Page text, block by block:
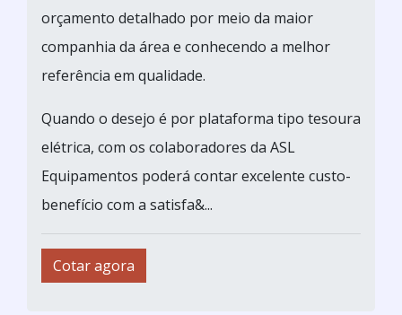
orçamento detalhado por meio da maior
companhia da área e conhecendo a melhor
referência em qualidade.
Quando o desejo é por plataforma tipo tesoura
elétrica, com os colaboradores da ASL
Equipamentos poderá contar excelente custo-
benefício com a satisfa&...
Cotar agora